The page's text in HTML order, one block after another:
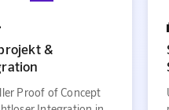
&
Proof of Concept